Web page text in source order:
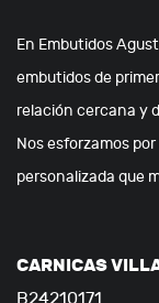
En Embutidos
embutidos de
relación cercana y
Nos esforzamos
personalizada que
CARNICAS
B24210171